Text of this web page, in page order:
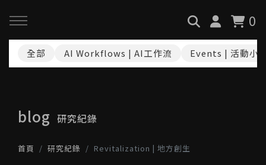
0
回主選單
最新消息
回主選單
AiGC學院
回主選單
小型人力提升計畫申請
全部 AI Workflows | AI工作流 Events | 活動小
blog 研究紀錄
首頁 研究紀錄 Revitalization | 地方創生